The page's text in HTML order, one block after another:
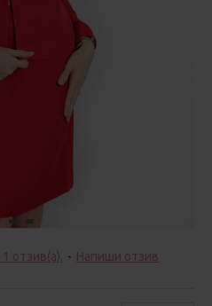
отзив(а). - Напиши отзив